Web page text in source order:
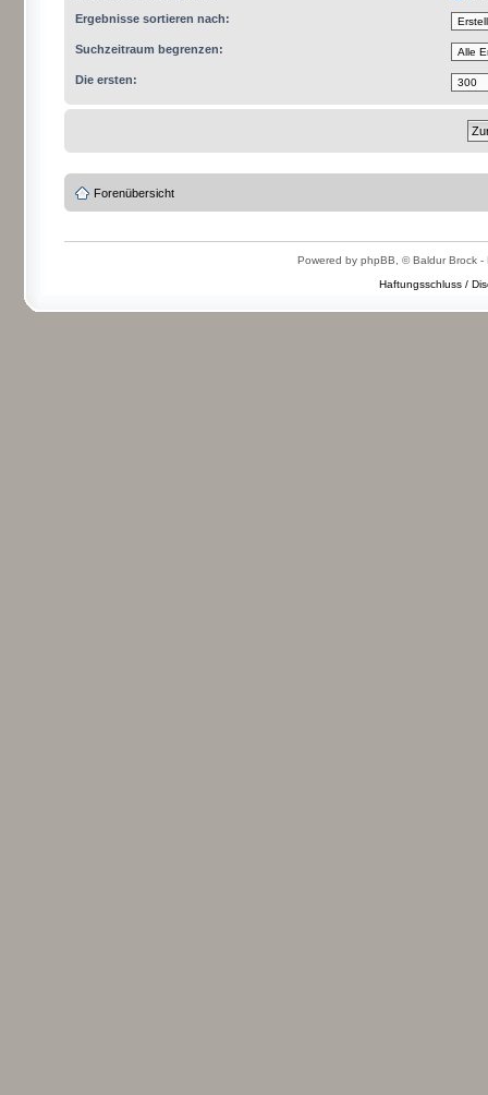
Ergebnisse sortieren nach:
Suchzeitraum begrenzen:
Die ersten:
Forenübersicht
Powered by phpBB, © Baldur Brock -
Haftungsschluss /